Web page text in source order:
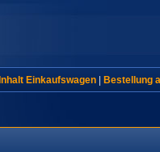
Inhalt Einkaufswagen| Bestellung